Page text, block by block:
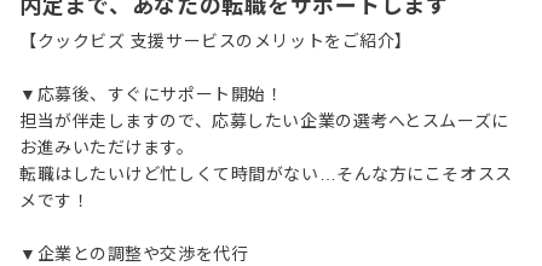
内定まで、あなたの転職をサポートします
【クックビズ 支援サービスのメリットをご紹介】
▼応募後、すぐにサポート開始！
担当が伴走しますので、応募したい企業の選考へとスムーズに
お進みいただけます。
転職はしたいけど忙しくて時間がない…そんな方にこそオスス
メです！
▼企業との調整や交渉を代行